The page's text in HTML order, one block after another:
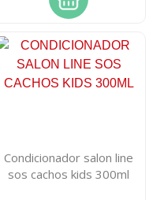
Condicionador salon line
sos cachos kids 300ml